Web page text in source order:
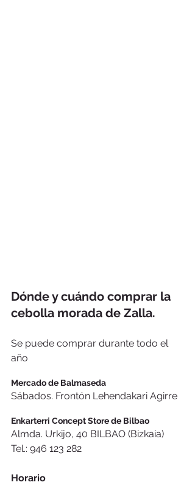
Dónde y cuándo comprar la
cebolla morada de Zalla.
Se puede comprar durante todo el
año
Mercado de Balmaseda
Sábados. Frontón Lehendakari Agirre
Enkarterri Concept Store de Bilbao
Almda. Urkijo, 40 BILBAO (Bizkaia)
Tel.: 946 123 282
Horario